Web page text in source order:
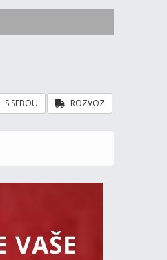
ROZVOZ
S SEBOU